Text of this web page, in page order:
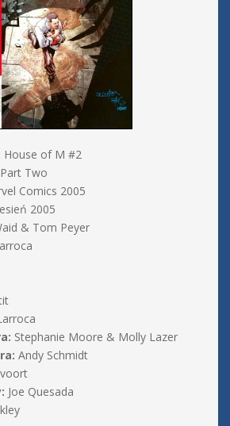
House of M #2
Two
Comics 2005
2005
& Tom Peyer
Stephanie Moore & Molly Lazer
Andy Schmidt
Joe Quesada